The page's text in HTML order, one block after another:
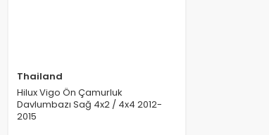
Thailand
Hilux Vigo Ön Çamurluk
Davlumbazı Sağ 4x2 / 4x4 2012-
2015